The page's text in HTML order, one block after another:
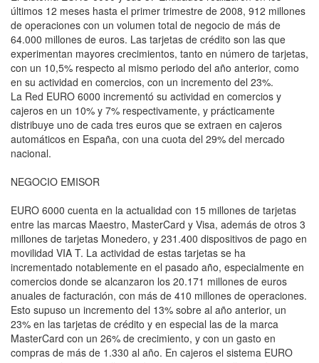
últimos 12 meses hasta el primer trimestre de 2008, 912 millones
de operaciones con un volumen total de negocio de más de
64.000 millones de euros. Las tarjetas de crédito son las que
experimentan mayores crecimientos, tanto en número de tarjetas,
con un 10,5% respecto al mismo periodo del año anterior, como
en su actividad en comercios, con un incremento del 23%.
La Red EURO 6000 incrementó su actividad en comercios y
cajeros en un 10% y 7% respectivamente, y prácticamente
distribuye uno de cada tres euros que se extraen en cajeros
automáticos en España, con una cuota del 29% del mercado
nacional.
NEGOCIO EMISOR
EURO 6000 cuenta en la actualidad con 15 millones de tarjetas
entre las marcas Maestro, MasterCard y Visa, además de otros 3
millones de tarjetas Monedero, y 231.400 dispositivos de pago en
movilidad VIA T. La actividad de estas tarjetas se ha
incrementado notablemente en el pasado año, especialmente en
comercios donde se alcanzaron los 20.171 millones de euros
anuales de facturación, con más de 410 millones de operaciones.
Esto supuso un incremento del 13% sobre al año anterior, un
23% en las tarjetas de crédito y en especial las de la marca
MasterCard con un 26% de crecimiento, y con un gasto en
compras de más de 1.330 al año. En cajeros el sistema EURO